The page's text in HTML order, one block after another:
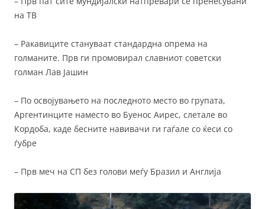
на ТВ
– Ракавиците стануваат стандардна опрема на
голманите. Прв ги промовирал славниот советски
голман Лав Јашин
– По освојувањето на последното место во групата,
Аргентинците наместо во Буенос Аирес, слетале во
Кордоба, каде бесните навивачи ги гаѓале со ќеси со
ѓубре
– Прв меч на СП без голови меѓу Бразил и Англија